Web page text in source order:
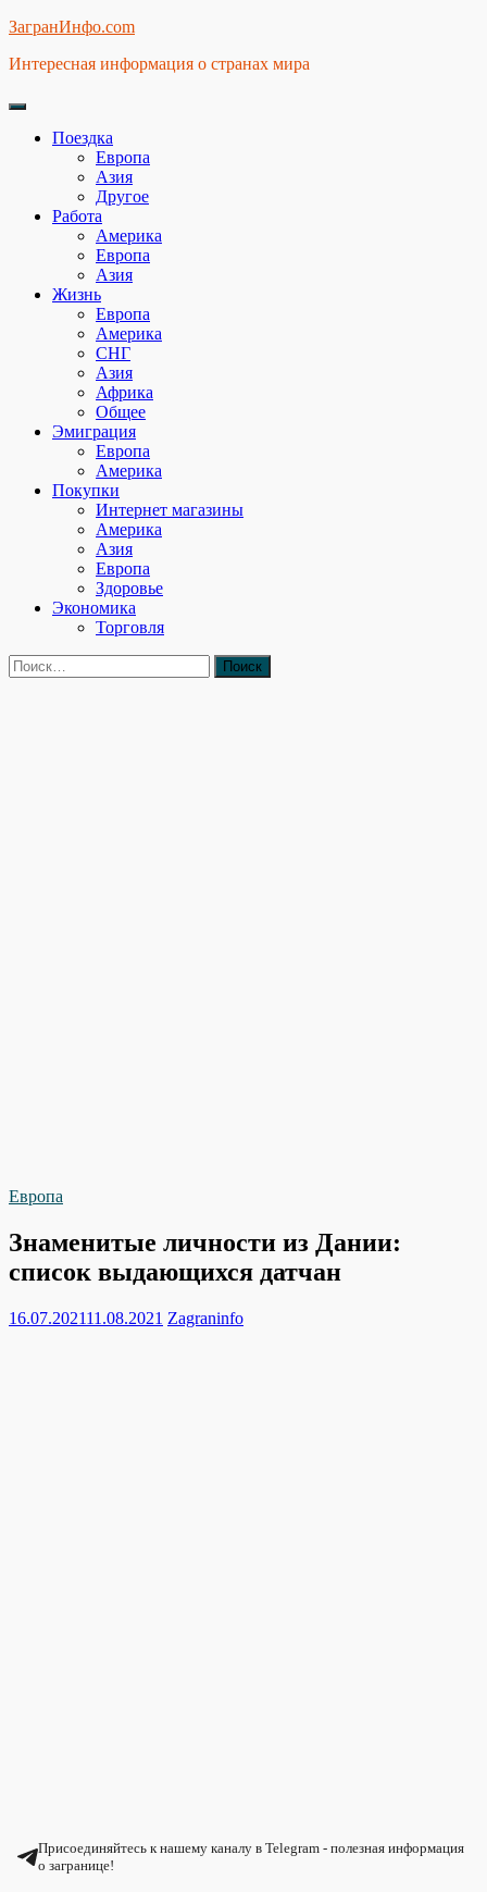
Skip
content
ЗагранИнфо.com
Интересная информация о странах мира
Поездка
Европа
Азия
Другое
Работа
Америка
Европа
Азия
Жизнь
Европа
Америка
СНГ
Азия
Африка
Общее
Эмиграция
Европа
Америка
Покупки
Интернет магазины
Америка
Азия
Европа
Здоровье
Экономика
Торговля
Найти:
Европа
Знаменитые личности из Дании:
список выдающихся датчан
16.07.202111.08.2021 Zagraninfo
Присоединяйтесь к нашему каналу в Telegram - полезная информация
о загранице!